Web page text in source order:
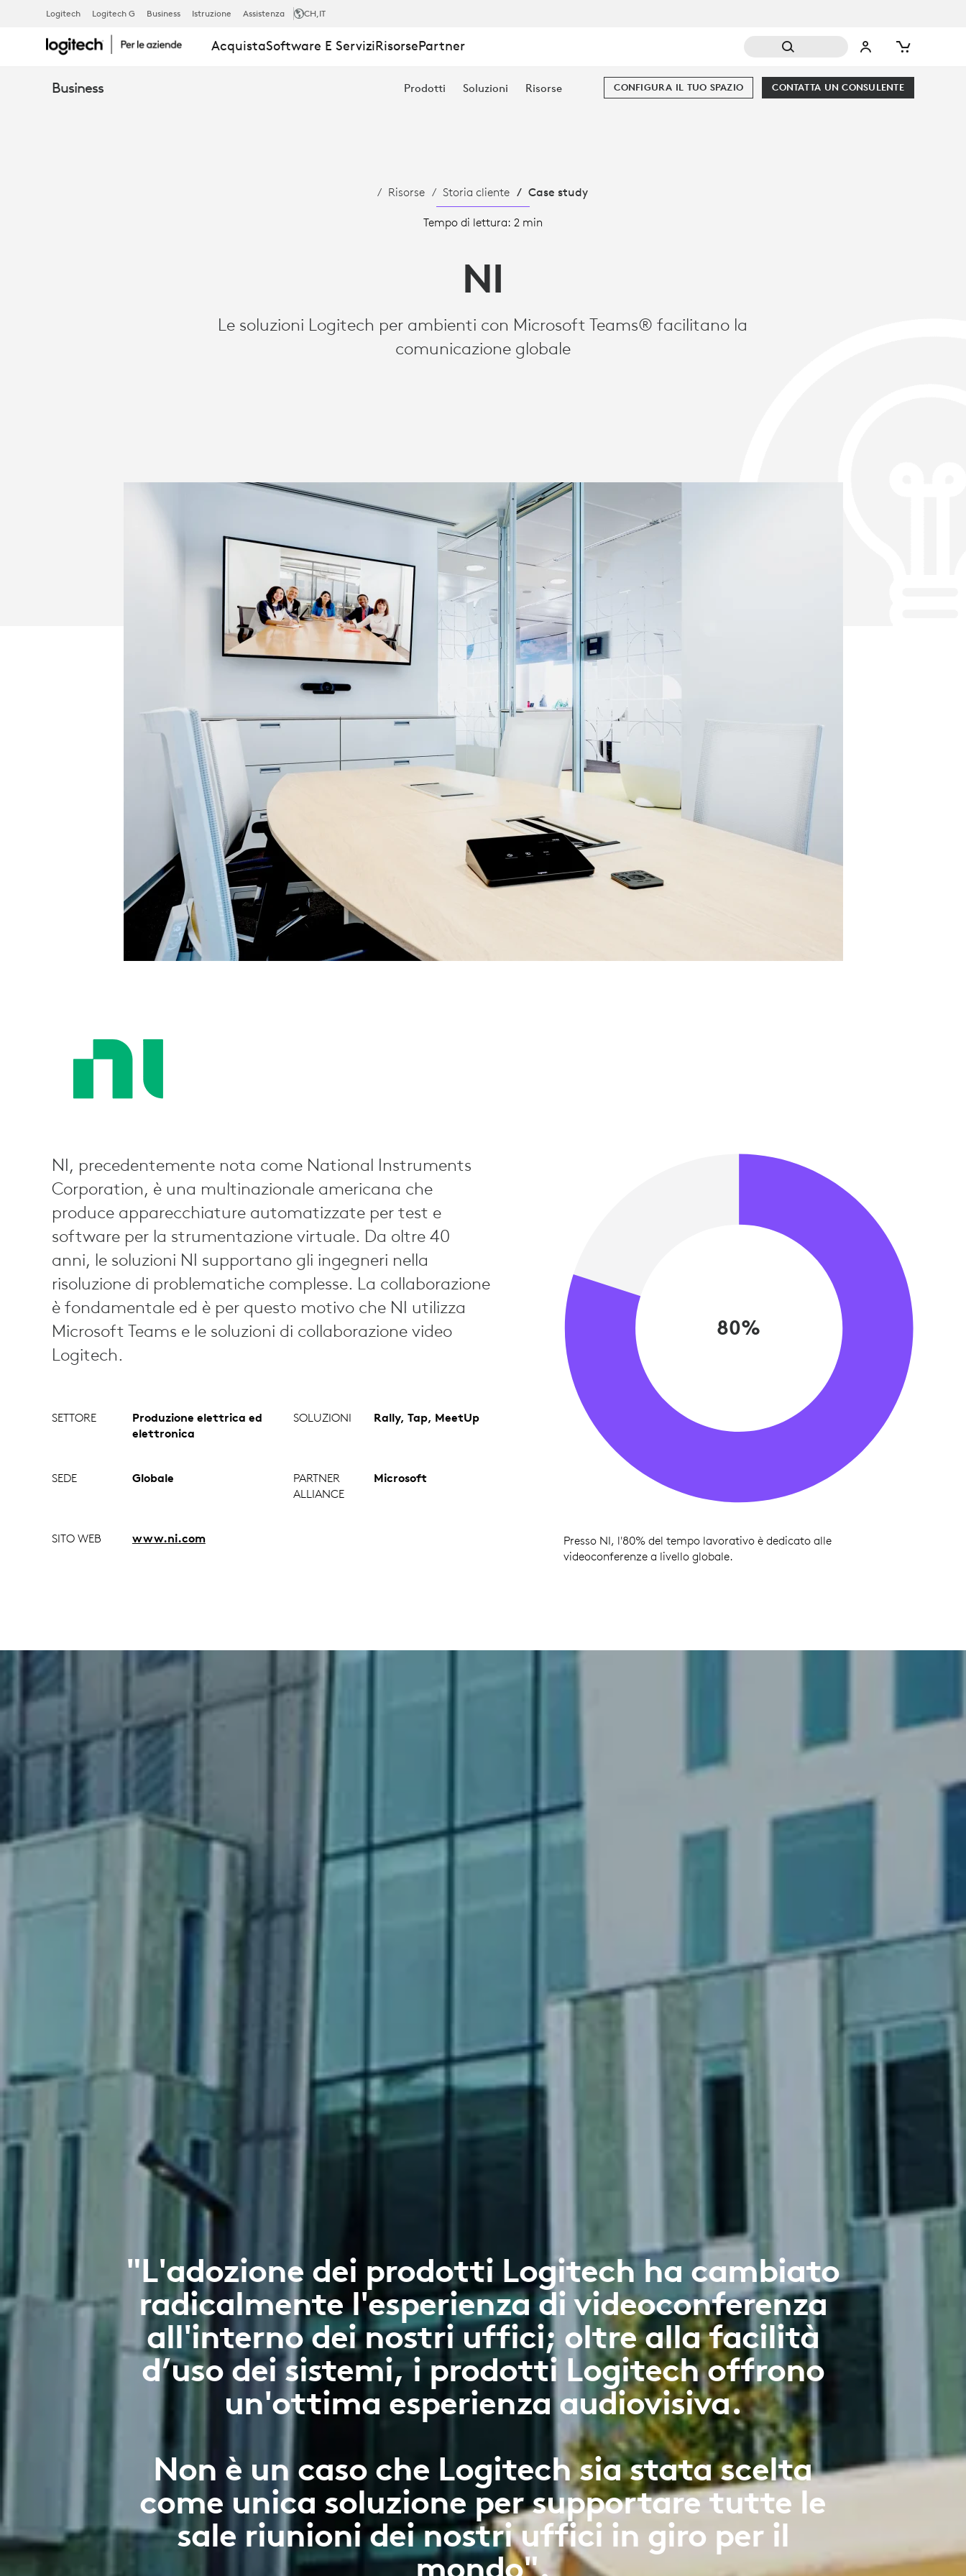
NATIONAL
INSTRUMENTS
GLOBALE
Logitech Logitech G Business Istruzione Assistenza CH,IT
AcquistaSoftware E ServiziRisorsePartner
Business Prodotti Soluzioni Risorse CONTATTA UN CONSULENTE
CONFIGURA IL TUO SPAZIO
Risorse Storia cliente Case study
Tempo di lettura: 2 min
NI
Le soluzioni Logitech per ambienti con Microsoft Teams® facilitano la
comunicazione globale
NI, precedentemente nota come National Instruments
Corporation, è una multinazionale americana che
produce apparecchiature automatizzate per test e
software per la strumentazione virtuale. Da oltre 40
anni, le soluzioni NI supportano gli ingegneri nella
risoluzione di problematiche complesse. La collaborazione
è fondamentale ed è per questo motivo che NI utilizza
Microsoft Teams e le soluzioni di collaborazione video
Logitech.
SETTORE
Produzione elettrica ed
elettronica
SOLUZIONI Rally, Tap, MeetUp
SEDE Globale
PARTNER
ALLIANCE
Microsoft
SITO WEB www.ni.com
80%
Presso NI, l'80% del tempo lavorativo è dedicato alle
videoconferenze a livello globale.
"L'adozione dei prodotti Logitech ha cambiato
radicalmente l'esperienza di videoconferenza
all'interno dei nostri uffici; oltre alla facilità
d’uso dei sistemi, i prodotti Logitech offrono
un'ottima esperienza audiovisiva.
Non è un caso che Logitech sia stata scelta
come unica soluzione per supportare tutte le
sale riunioni dei nostri uffici in giro per il
mondo".